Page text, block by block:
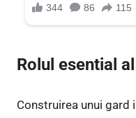
Rolul esential
Construirea unui gard